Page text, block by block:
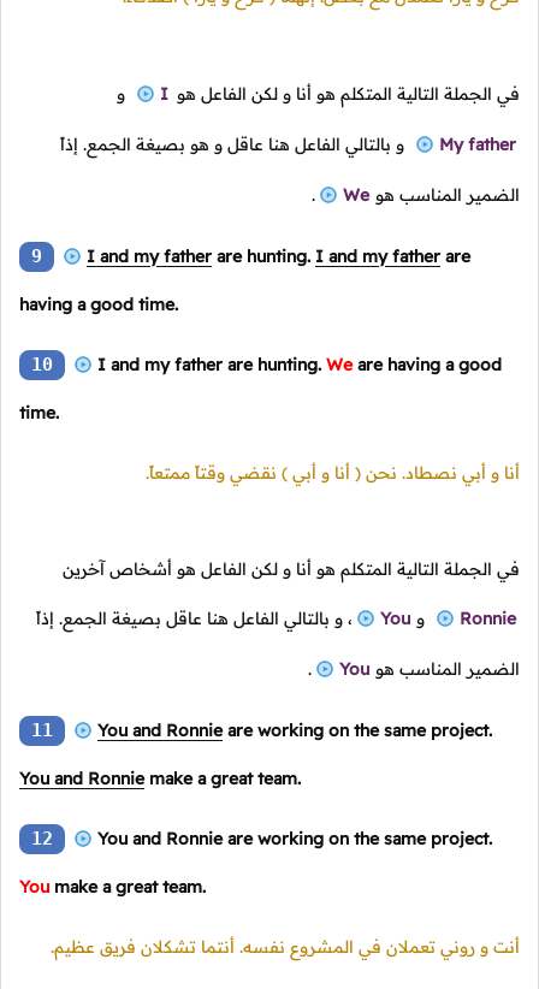
في الجملة التالية المتكلم هو أنا و لكن الفاعل هو I و
My father و بالتالي الفاعل هنا عاقل و هو بصيغة الجمع. إذاً
الضمير المناسب هو We
.
9 I and my father are hunting. I and my father are
having a good time.
10 I and my father are hunting. Weare having a good
time.
أنا و أبي نصطاد. نحن ( أنا و أبي ) نقضي وقتاً ممتعاً.
في الجملة التالية المتكلم هو أنا و لكن الفاعل هو أشخاص آخرين
Ronnie و You ، و بالتالي الفاعل هنا عاقل بصيغة الجمع. إذاً
الضمير المناسب هو You
.
11 You and Ronnieare working on the same project.
You and Ronniemake a great team.
12 You and Ronnie are working on the same project.
You make a great team.
أنت و روني تعملان في المشروع نفسه. أنتما تشكلان فريق عظيم.